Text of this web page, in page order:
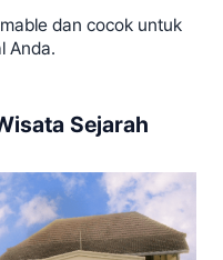
dan cocok untuk
Anda.
Sejarah